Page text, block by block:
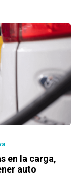
en la carga,
auto